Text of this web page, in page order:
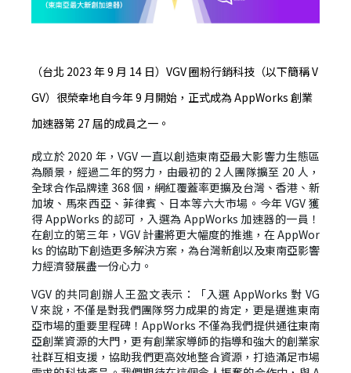
（台北 2023 年9 月 14 日） VGV圈粉行銷科技（以下簡稱V
GV）很榮幸地自今年9 月開始，正式成為AppWorks 創業
加速器第 27 屆的成員之一。
成立於2020 年，VGV 一直以創造東南亞最大影響力生態區
為願景，經過二年的努力，由最初的 2 人團隊擴至 20 人，
全球合作品牌達 368 個，網紅覆蓋率更擴及台灣、香港、新
加坡、馬來西亞、菲律賓、日本等六大市場。今年 VGV獲
得 AppWorks 的認可，入選為 AppWorks 加速器的一員！
在創立的第三年， VGV 計畫將更大幅度的推進，在AppWor
ks 的協助下創造更多解決方案，為台灣新創以及東南亞影響
力經濟發展盡一份心力。
VGV 的共同創辦人王盈文表示：「入選 AppWorks對 VG
V來說，不僅是對我們團隊努力成果的肯定，更是邁進東南
亞市場的重要里程碑！ AppWorks不僅為我們提供通往東南
亞創業資源的大門，更有創業家導師的指導和強大的創業家
社群互相支援，協助我們更高效地整合資源，打造滿足市場